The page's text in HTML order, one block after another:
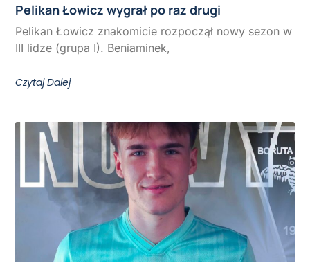
Pelikan Łowicz wygrał po raz drugi
Pelikan Łowicz znakomicie rozpoczął nowy sezon w
III lidze (grupa I). Beniaminek,
Czytaj Dalej